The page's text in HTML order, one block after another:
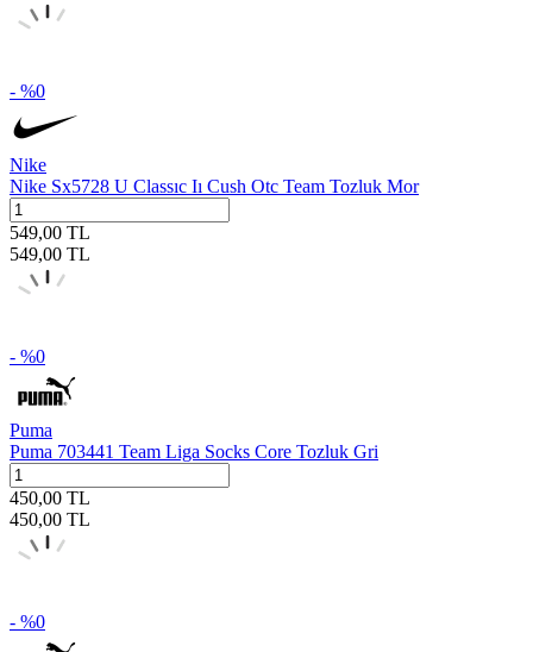
- %0
Nike
Nike Sx5728 U Classıc Iı Cush Otc Team Tozluk Mor
549,00 TL
549,00 TL
- %0
Puma
Puma 703441 Team Liga Socks Core Tozluk Gri
450,00 TL
450,00 TL
- %0